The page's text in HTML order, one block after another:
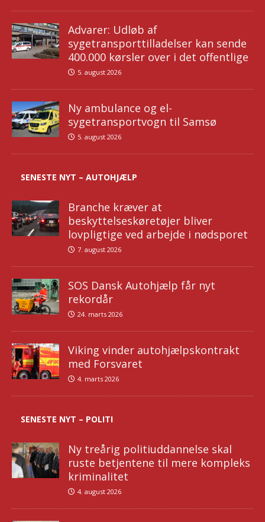
Advarer: Udløb af
sygetransporttilladelser kan sende
400.000 kørsler over i det offentlige
5. august 2026
Ny ambulance og el-
sygetransportvogn til Samsø
5. august 2026
SENESTE NYT – AUTOHJÆLP
Branche kræver at
beskyttelseskøretøjer bliver
lovpligtige ved arbejde i nødsporet
7. august 2026
SOS Dansk Autohjælp får nyt
rekordår
24. marts 2026
Viking vinder autohjælpskontrakt
med Forsvaret
4. marts 2026
SENESTE NYT – POLITI
Ny treårig politiuddannelse skal
ruste betjentene til mere kompleks
kriminalitet
4. august 2026